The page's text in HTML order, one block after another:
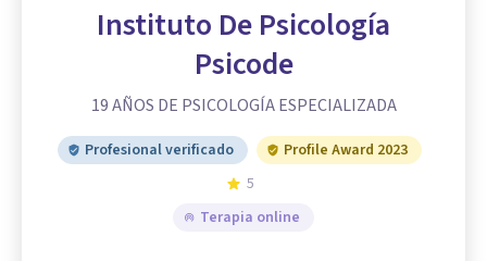
Instituto De Psicología
Psicode
19 AÑOS DE PSICOLOGÍA ESPECIALIZADA
Profesional verificado
Profile Award 2023
5
Terapia online